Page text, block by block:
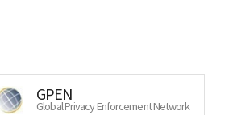
GPEN
Global Privacy Enforcement Network